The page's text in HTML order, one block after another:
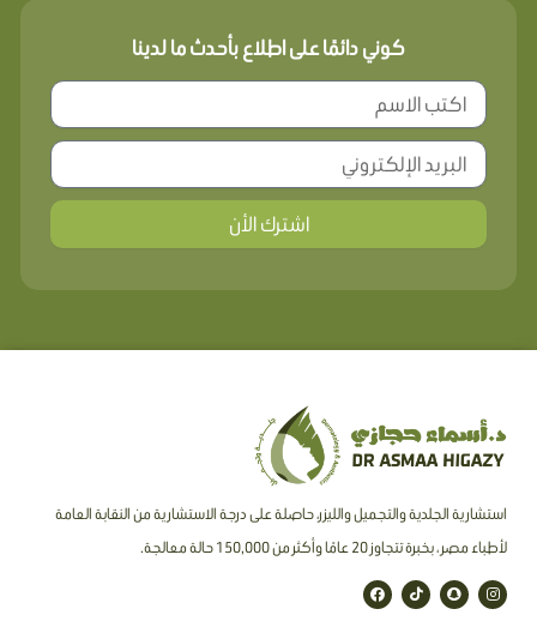
كوني دائمًا على اطلاع بأحدث ما لدينا
اشترك الأن
استشارية الجلدية والتجميل والليزر، حاصلة على درجة الاستشارية من النقابة العامة
لأطباء مصر ، بخبرة تتجاوز 20 عامًا وأكثر من 150,000 حالة معالجة.
I
n
s
S
n
a
T
i
k
F
a
c